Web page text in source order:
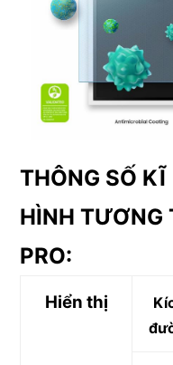
THÔNG SỐ
HÌNH TƯƠNG
PRO:
Hiển thị